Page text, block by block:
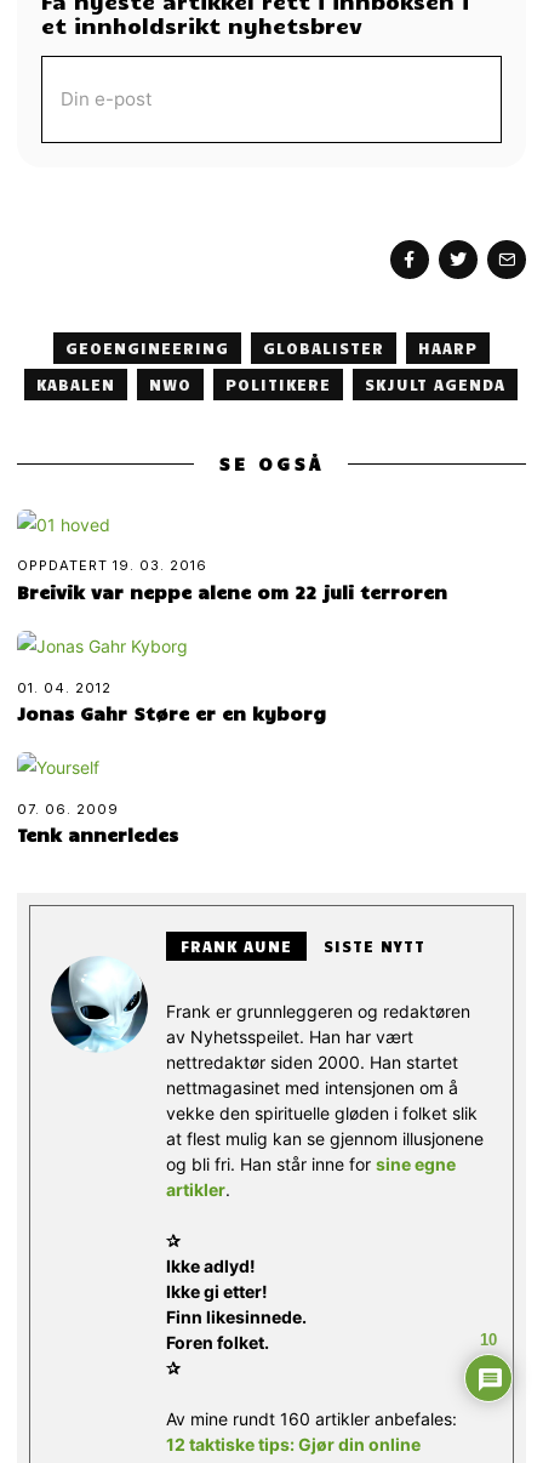
et innholdsrikt nyhetsbrev
GEOENGINEERING GLOBALISTER
HAARP
KABALEN
NWO POLITIKERE SKJULT AGENDA
SE OGSÅ
OPPDATERT19. 03. 2016
Breivik var neppe alene om 22 juli terroren
01. 04. 2012
Jonas Gahr Støre er en kyborg
07. 06. 2009
Tenk annerledes
FRANK AUNE SISTE NYTT
Frank er grunnleggeren og redaktøren
av Nyhetsspeilet. Han har vært
nettredaktør siden 2000. Han startet
nettmagasinet med intensjonen om å
vekke den spirituelle gløden i folket slik
at flest mulig kan se gjennom illusjonene
og bli fri. Han står inne forsine egne
artikler.
✰
Ikke adlyd!
Ikke gi etter!
Finn likesinnede.
Foren folket.
✰
Av mine rundt 160 artikler anbefales:
12 taktiske tips: Gjør din online
10